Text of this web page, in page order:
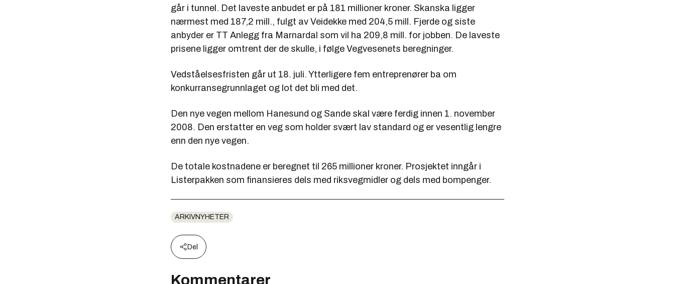
går i tunnel. Det laveste anbudet er på 181 millioner kroner. Skanska ligger
nærmest med 187,2 mill., fulgt av Veidekke med 204,5 mill. Fjerde og siste
anbyder er TT Anlegg fra Marnardal som vil ha 209,8 mill. for jobben. De laveste
prisene ligger omtrent der de skulle, i følge Vegvesenets beregninger.
Vedståelsesfristen går ut 18. juli. Ytterligere fem entreprenører ba om
konkurransegrunnlaget og lot det bli med det.
Den nye vegen mellom Hanesund og Sande skal være ferdig innen 1. november
2008. Den erstatter en veg som holder svært lav standard og er vesentlig lengre
enn den nye vegen.
De totale kostnadene er beregnet til 265 millioner kroner. Prosjektet inngår i
Listerpakken som finansieres dels med riksvegmidler og dels med bompenger.
ARKIVNYHETER
Del
Kommentarer